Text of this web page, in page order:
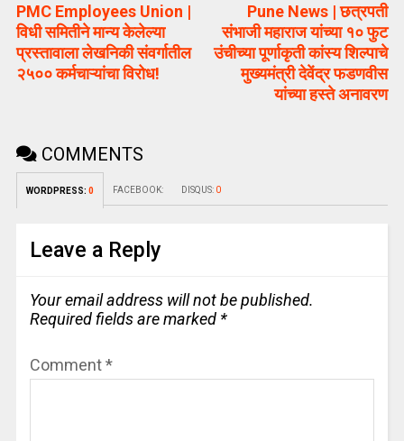
PMC Employees Union |
विधी समितीने मान्य केलेल्या
प्रस्तावाला लेखनिकी संवर्गातील
२५०० कर्मचाऱ्यांचा विरोध!
Pune News | छत्रपती
संभाजी महाराज यांच्या १० फुट
उंचीच्या पूर्णाकृती कांस्य शिल्पाचे
मुख्यमंत्री देवेंद्र फडणवीस
यांच्या हस्ते अनावरण
COMMENTS
WORDPRESS: 0 FACEBOOK: DISQUS: 0
Leave a Reply
Your email address will not be published.
Required fields are marked *
Comment*